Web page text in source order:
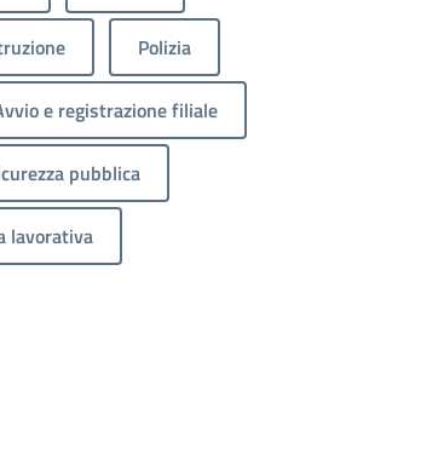
Polizia
e registrazione filiale
pubblica
lavorativa